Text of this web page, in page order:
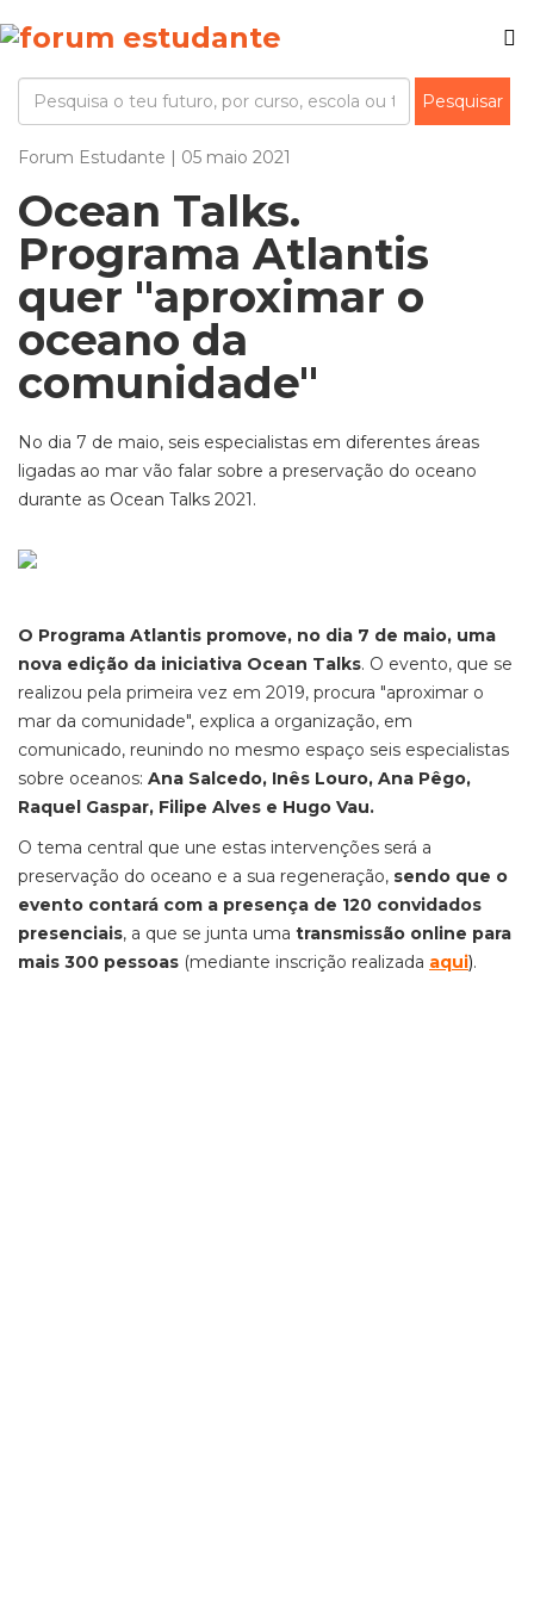
Forum Estudante | 05 maio 2021
Ocean Talks.
Programa Atlantis
quer "aproximar o
oceano da
comunidade"
No dia 7 de maio, seis especialistas em diferentes áreas
ligadas ao mar vão falar sobre a preservação do oceano
durante as Ocean Talks 2021.
O Programa Atlantis promove, no dia 7 de maio, uma
nova edição da iniciativa Ocean Talks. O evento, que se
realizou pela primeira vez em 2019, procura "aproximar o
mar da comunidade", explica a organização, em
comunicado, reunindo no mesmo espaço seis especialistas
sobre oceanos: Ana Salcedo, Inês Louro, Ana Pêgo,
Raquel Gaspar, Filipe Alves e Hugo Vau.
O tema central que une estas intervenções será a
preservação do oceano e a sua regeneração, sendo que o
evento contará com a presença de 120 convidados
presenciais, a que se junta uma transmissão online para
mais 300 pessoas (mediante inscrição realizada aqui).